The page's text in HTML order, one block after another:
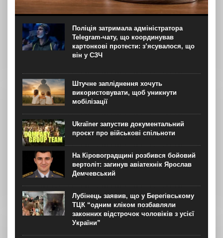
Господарський суд Рівненської області вирішив стягнути
з ТОВ “Домпромбуд” на користь ДП Міністерства
оборони “Агенція оборонних закупівель” 24,88 млн грн за
невчасно поставлені дрони. Про це свідчить рішення
суду...
Поліція затримала адміністратора
Telegram-чату, що координував
картонкові протести: з’ясувалося, що
він у СЗЧ
Штучне запліднення хочуть
використовувати, щоб уникнути
мобілізації
Ukraїner запустив документальний
проєкт про військові спільноти
На Кіровоградщині розбився бойовий
вертоліт: загинув авіатехнік Ярослав
Демчевський
Лубінець заявив, що у Берегівському
ТЦК “одним кліком позбавляли
законних відстрочок чоловіків з усієї
України”